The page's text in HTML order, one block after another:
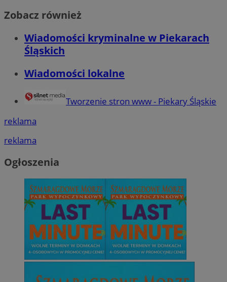
Zobacz również
Wiadomości kryminalne w Piekarach
Śląskich
Wiadomości lokalne
Tworzenie stron www - Piekary Śląskie
reklama
reklama
Ogłoszenia